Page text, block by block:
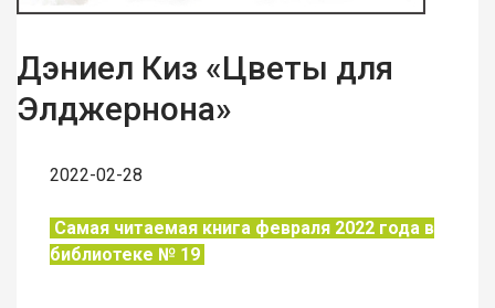
Дэниел Киз «Цветы для
Элджернона»
2022-02-28
Самая читаемая книга февраля 2022 года в
библиотеке № 19